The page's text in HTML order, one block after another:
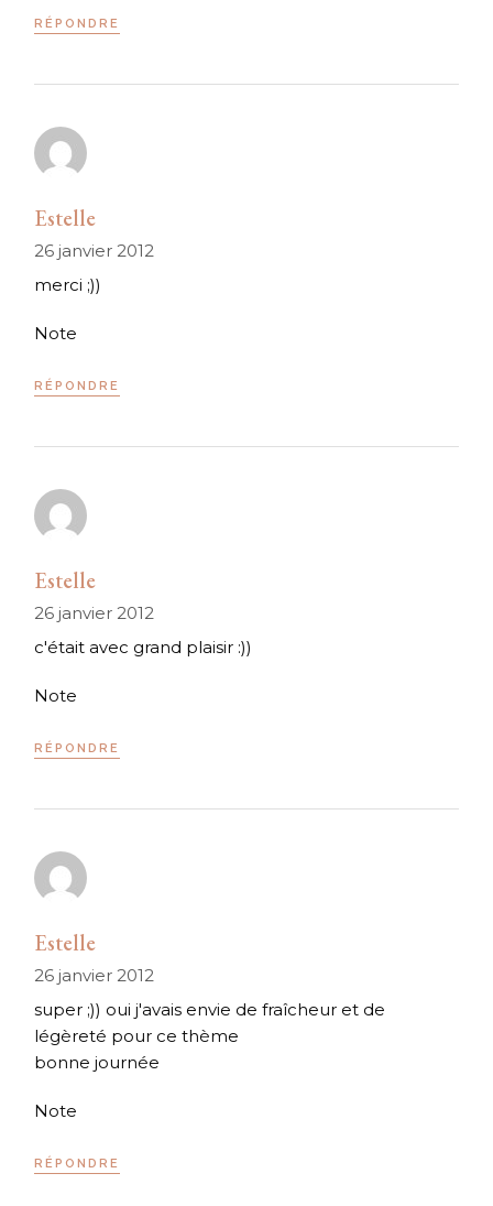
RÉPONDRE
Estelle
26 janvier 2012
merci ;))
Note
RÉPONDRE
Estelle
26 janvier 2012
c'était avec grand plaisir :))
Note
RÉPONDRE
Estelle
26 janvier 2012
super ;)) oui j'avais envie de fraîcheur et de
légèreté pour ce thème
bonne journée
Note
RÉPONDRE